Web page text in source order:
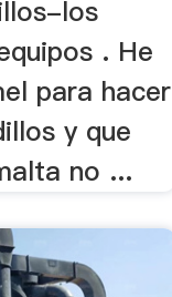
los
. He
para hacer
y que
no ...